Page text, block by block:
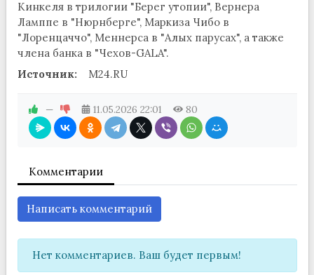
Кинкеля в трилогии "Берег утопии", Вернера
Ламппе в "Нюрнберге", Маркиза Чибо в
"Лоренцаччо", Меннерса в "Алых парусах", а также
члена банка в "Чехов-GALA".
Источник:
M24.RU
— 11.05.2026 22:01 80
Комментарии
Написать комментарий
Нет комментариев. Ваш будет первым!